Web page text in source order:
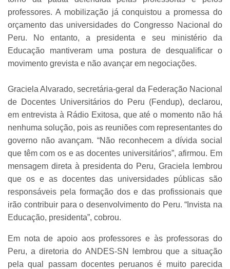
professores. A mobilização já conquistou a promessa do
orçamento das universidades do Congresso Nacional do
Peru. No entanto, a presidenta e seu ministério da
Educação mantiveram uma postura de desqualificar o
movimento grevista e não avançar em negociações.
Graciela Alvarado, secretária-geral da Federação Nacional
de Docentes Universitários do Peru (Fendup), declarou,
em entrevista à Rádio Exitosa, que até o momento não há
nenhuma solução, pois as reuniões com representantes do
governo não avançam. “Não reconhecem a dívida social
que têm com os e as docentes universitários”, afirmou. Em
mensagem direta à presidenta do Peru, Graciela lembrou
que os e as docentes das universidades públicas são
responsáveis pela formação dos e das profissionais que
irão contribuir para o desenvolvimento do Peru. “Invista na
Educação, presidenta”, cobrou.
Em nota de apoio aos professores e às professoras do
Peru, a diretoria do ANDES-SN lembrou que a situação
pela qual passam docentes peruanos é muito parecida